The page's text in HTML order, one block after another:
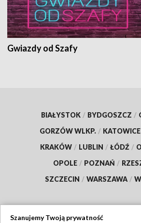
Gwiazdy od Szafy
BIAŁYSTOK / BYDGOSZCZ /
GORZÓW WLKP. / KATOWICE
KRAKÓW / LUBLIN / ŁÓDŹ /
OPOLE / POZNAŃ /
SZCZECIN / WARSZAWA /
Szanujemy Twoją prywatność